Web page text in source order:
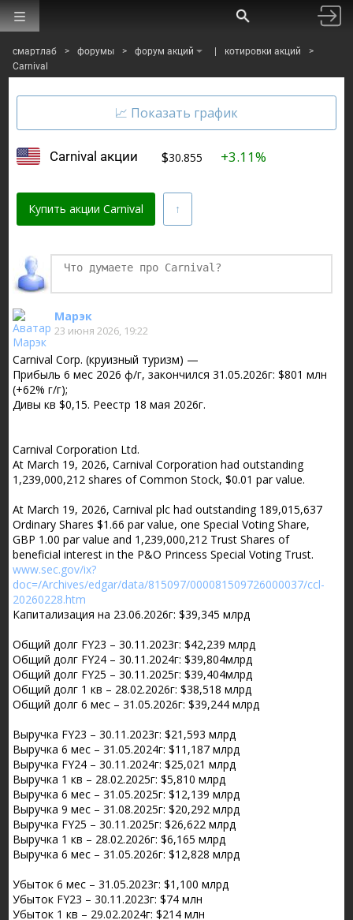
смартлаб > форумы > форум акций котировки акций
>
Carnival
Carnival акции $30.855 +3.11%
Купить акции Carnival
Финаме
Марэк
23 июня 2026, 19:22
Carnival Corp. (круизный туризм) —
Прибыль 6 мес 2026 ф/г, закончился 31.05.2026г: $801 млн
(+62% г/г);
Дивы кв $0,15. Реестр 18 мая 2026г.
Carnival Corporation Ltd.
At March 19, 2026, Carnival Corporation had outstanding
1,239,000,212 shares of Common Stock, $0.01 par value.
At March 19, 2026, Carnival plc had outstanding 189,015,637
Ordinary Shares $1.66 par value, one Special Voting Share,
GBP 1.00 par value and 1,239,000,212 Trust Shares of
beneficial interest in the P&O Princess Special Voting Trust.
www.sec.gov/ix?
doc=/Archives/edgar/data/815097/000081509726000037/ccl-
20260228.htm
Капитализация на 23.06.2026г: $39,345 млрд
Общий долг FY23 – 30.11.2023г: $42,239 млрд
Общий долг FY24 – 30.11.2024г: $39,804млрд
Общий долг FY25 – 30.11.2025г: $39,404млрд
Общий долг 1 кв – 28.02.2026г: $38,518 млрд
Общий долг 6 мес – 31.05.2026г: $39,244 млрд
Выручка FY23 – 30.11.2023г: $21,593 млрд
Выручка 6 мес – 31.05.2024г: $11,187 млрд
Выручка FY24 – 30.11.2024г: $25,021 млрд
Выручка 1 кв – 28.02.2025г: $5,810 млрд
Выручка 6 мес – 31.05.2025г: $12,139 млрд
Выручка 9 мес – 31.08.2025г: $20,292 млрд
Выручка FY25 – 30.11.2025г: $26,622 млрд
Выручка 1 кв – 28.02.2026г: $6,165 млрд
Выручка 6 мес – 31.05.2026г: $12,828 млрд
Убыток 6 мес – 31.05.2023г: $1,100 млрд
Убыток FY23 – 30.11.2023г: $74 млн
Убыток 1 кв – 29.02.2024г: $214 млн